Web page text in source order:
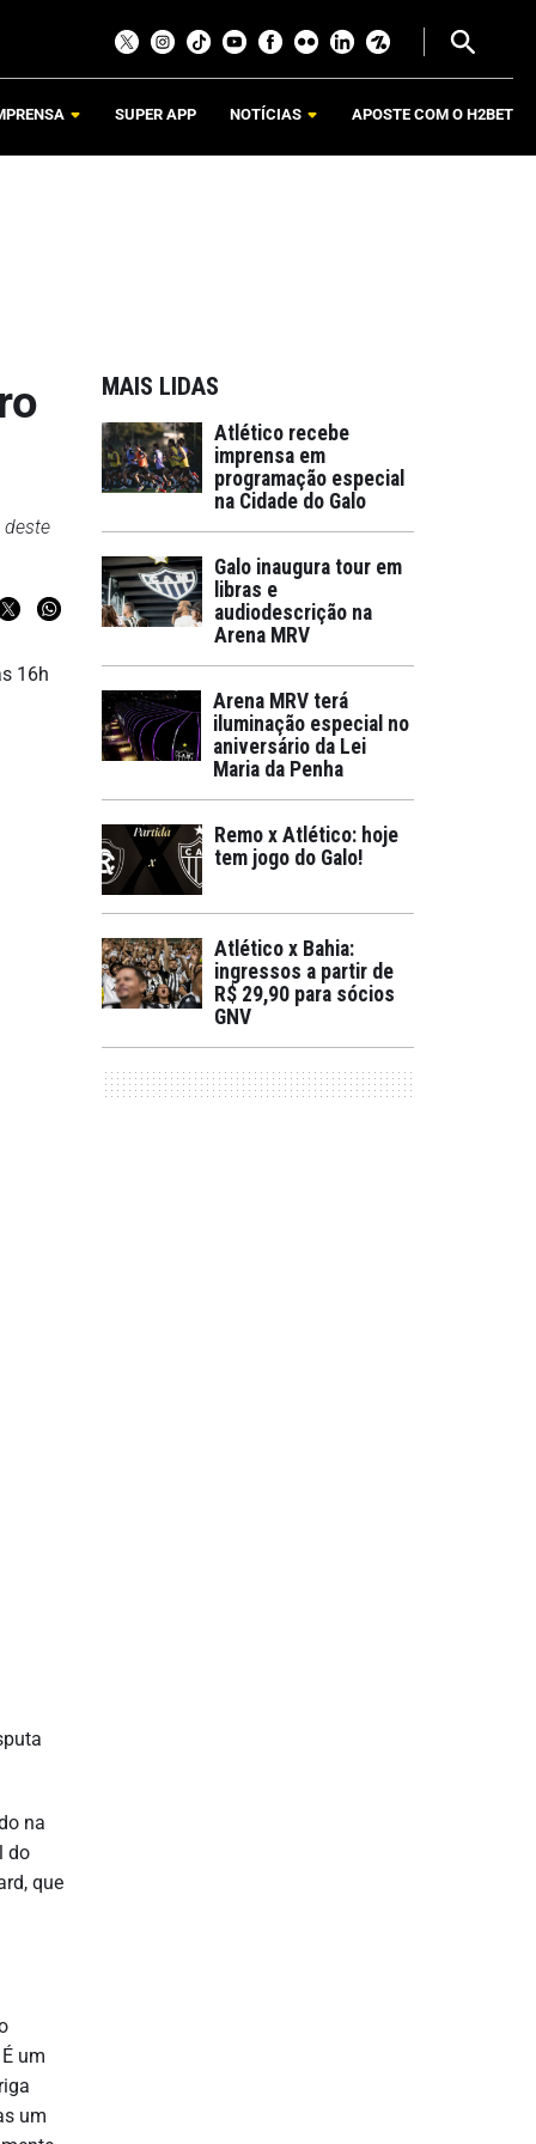
SUPER APP NOTÍCIAS APOSTE COM O H2BET
deste
16h
na
do
que
um
um
MAIS LIDAS
Atlético recebe
imprensa em
programação especial
na Cidade do Galo
Galo inaugura tour em
libras e
audiodescrição na
Arena MRV
Arena MRV terá
iluminação especial no
aniversário da Lei
Maria da Penha
Remo x Atlético: hoje
tem jogo do Galo!
Atlético x Bahia:
ingressos a partir de
R$ 29,90 para sócios
GNV